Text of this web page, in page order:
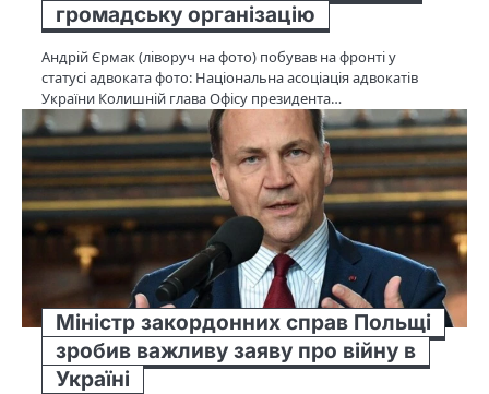
громадську організацію
Андрій Єрмак (ліворуч на фото) побував на фронті у
статусі адвоката фото: Національна асоціація адвокатів
України Колишній глава Офісу президента…
Міністр закордонних справ Польщі
зробив важливу заяву про війну в
Україні